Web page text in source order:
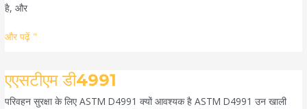
है, और
और पढ़ें "
एएसटीएम डी4991
परिवहन सुरक्षा के लिए ASTM D4991 क्यों आवश्यक है ASTM D4991 उन खाली
एएसटीएम
डी4991